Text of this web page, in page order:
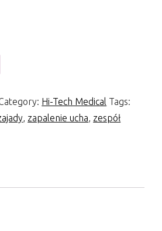
Hi-Tech Medical Tags:
, zapalenie ucha, zespół